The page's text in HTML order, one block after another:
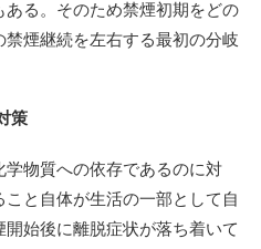
る。そのため禁煙初期をどの
煙継続を左右する最初の分岐
策
物質への依存であるのに対
と自体が生活の一部として自
始後に離脱症状が落ち着いて